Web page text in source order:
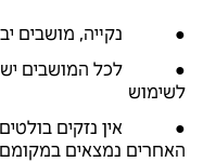
● נקייה, מושבים
● לכל המושבים יש
לשימוש
● אין נזקים בולטים
האחרים נמצאים במקומם